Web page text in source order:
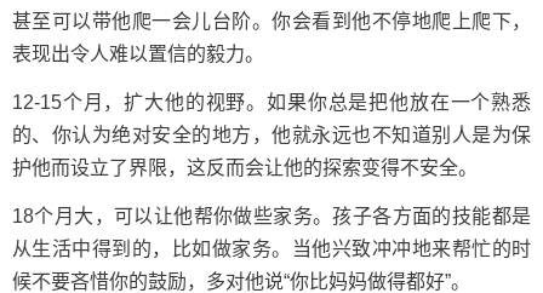
甚至可以带他爬一会儿台阶。你会看到他不停地爬上爬下，
表现出令人难以置信的毅力。
12-15个月，扩大他的视野。如果你总是把他放在一个熟悉
的、你认为绝对安全的地方，他就永远也不知道别人是为保
护他而设立了界限，这反而会让他的探索变得不安全。
18个月大，可以让他帮你做些家务。孩子各方面的技能都是
从生活中得到的，比如做家务。当他兴致冲冲地来帮忙的时
候不要吝惜你的鼓励，多对他说“你比妈妈做得都好”。